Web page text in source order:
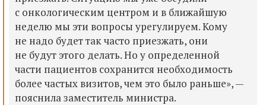
с онкологическим центром и в ближайшую
неделю мы эти вопросы урегулируем. Кому
не надо будет так часто приезжать, они
не будут этого делать. Но у определенной
части пациентов сохранится необходимость
более частых визитов, чем это было раньше», —
пояснила заместитель министра.